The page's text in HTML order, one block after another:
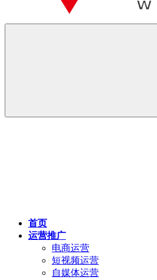
首页
运营推广
电商运营
短视频运营
自媒体运营